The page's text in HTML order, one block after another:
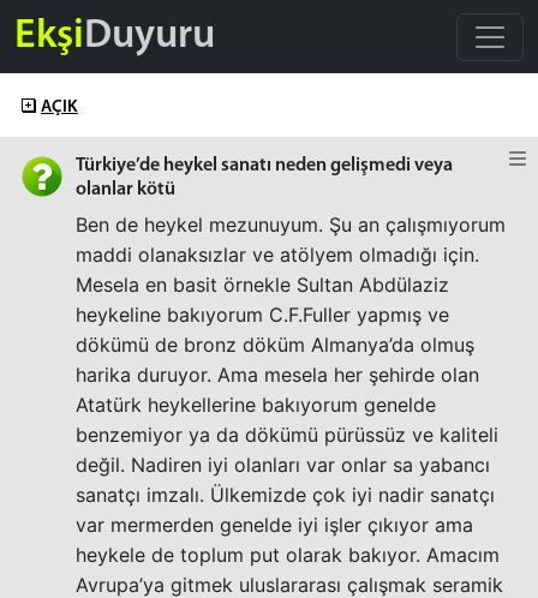
EkşiDuyuru
AÇIK
Türkiye’de heykel sanatı neden gelişmedi veya
olanlar kötü
Ben de heykel mezunuyum. Şu an çalışmıyorum
maddi olanaksızlar ve atölyem olmadığı için.
Mesela en basit örnekle Sultan Abdülaziz
heykeline bakıyorum C.F.Fuller yapmış ve
dökümü de bronz döküm Almanya’da olmuş
harika duruyor. Ama mesela her şehirde olan
Atatürk heykellerine bakıyorum genelde
benzemiyor ya da dökümü pürüssüz ve kaliteli
değil. Nadiren iyi olanları var onlar sa yabancı
sanatçı imzalı. Ülkemizde çok iyi nadir sanatçı
var mermerden genelde iyi işler çıkıyor ama
heykele de toplum put olarak bakıyor. Amacım
Avrupa’ya gitmek uluslararası çalışmak seramik